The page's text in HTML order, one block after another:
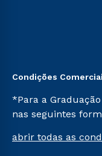
Condições
*Para a
nas seguintes
Já para as
abrir todas as